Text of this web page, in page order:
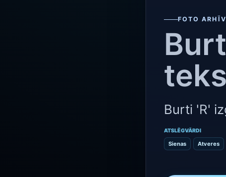
FOTO
Burti 'R'
ATSLĒGVĀRDI
Sienas Atveres